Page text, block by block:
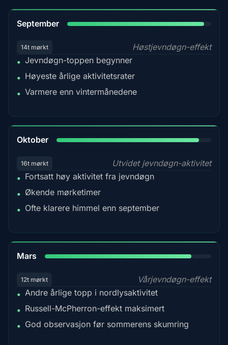
September
14t mørkt
Høstjevndøgn-effekt
• Jevndøgn-toppen begynner
• Høyeste årlige aktivitetsrater
• Varmere enn vintermånedene
Oktober
16t mørkt
Utvidet jevndøgn-aktivitet
• Fortsatt høy aktivitet fra jevndøgn
• Økende mørketimer
• Ofte klarere himmel enn september
Mars
12t mørkt
Vårjevndøgn-effekt
• Andre årlige topp i nordlysaktivitet
• Russell-McPherron-effekt maksimert
• God observasjon før sommerens skumring